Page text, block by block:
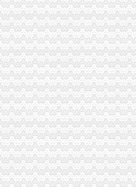
的清单？_第1页_代理重庆
税收和会计处理【重庆恒企会计
该向哪方税务局申请？_天津包
税人申请税务机关货物运输
票图片素材下载_增值税普通发
的可行建议-塞外江南-新疆伊犁
么区别？-知乎
_天涯论坛_天涯社区
票
客户要我公司给他们开的增值税